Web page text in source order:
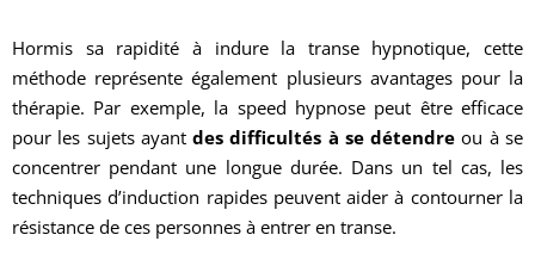
Hormis sa rapidité à indure la transe hypnotique, cette
méthode représente également plusieurs avantages pour la
thérapie. Par exemple, la speed hypnose peut être efficace
pour les sujets ayantdes difficultés à se détendre ou à se
concentrer pendant une longue durée. Dans un tel cas, les
techniques d’induction rapides peuvent aider à contourner la
résistance de ces personnes à entrer en transe.